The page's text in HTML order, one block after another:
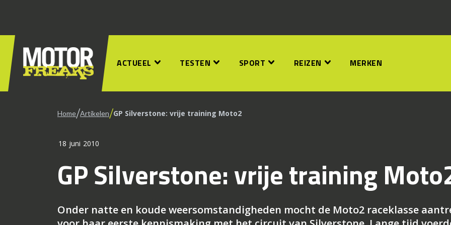
ACTUEEL TESTEN SPORT REIZEN MERKEN
Home/Artikelen/GP Silverstone: vrije training Moto2
18 juni 2010
GP Silverstone: vrije training
Onder natte en koude weersomstandigheden mocht de Moto2 raceklasse